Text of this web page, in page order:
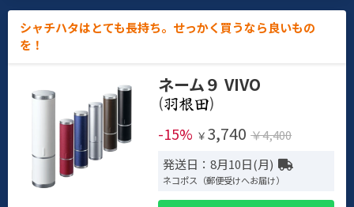
シャチハタはとても長持ち。せっかく買うなら良いもの
を！
ネーム９ VIVO
(
)
-15% ￥ 3,740 ￥4,400
発送日：8月10日(月)
ネコポス（郵便受けへお届け）